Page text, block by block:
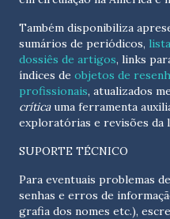
Também disponibiliza
sumários de periódicos,
dossiês de artigos, links
índices de objetos de
profissionais, atualizados
críticauma ferramenta
exploratórias e revisões da
SUPORTE TÉCNICO
Para eventuais problemas
senhas e erros de